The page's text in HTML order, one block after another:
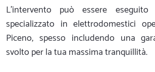
L'intervento può essere
specializzato in elettrodomestici
Piceno, spesso includendo una
svolto per la tua massima tranquillità.